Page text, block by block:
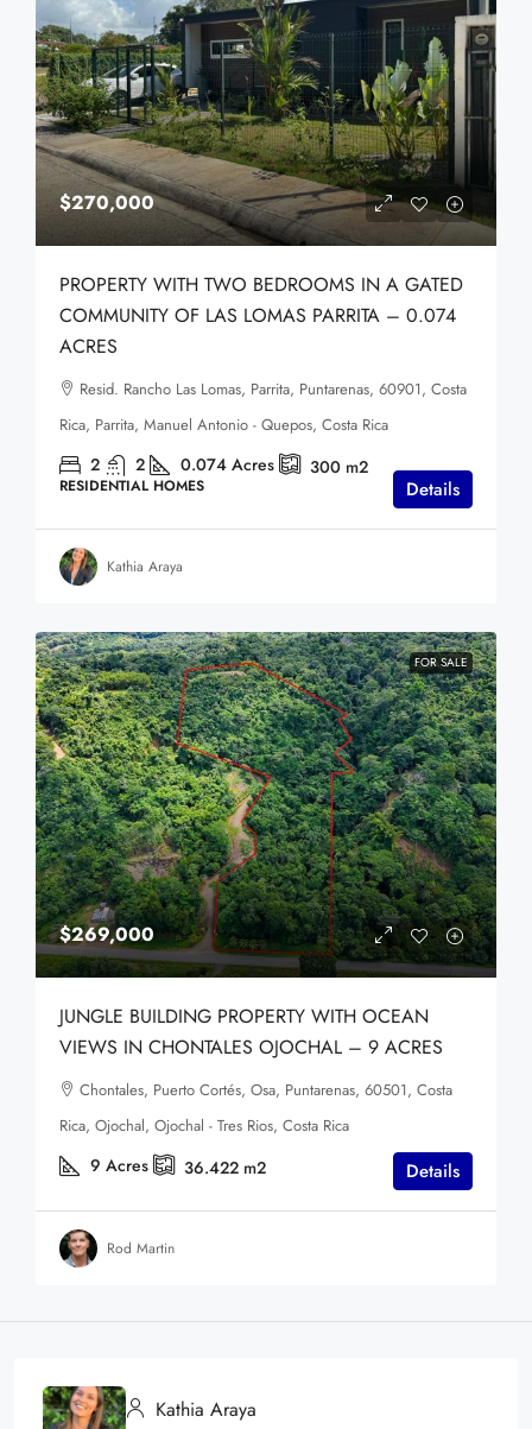
$270,000
PROPERTY WITH TWO BEDROOMS IN A GATED
COMMUNITY OF LAS LOMAS PARRITA – 0.074
ACRES
Resid. Rancho Las Lomas, Parrita, Puntarenas, 60901, Costa
Rica, Parrita, Manuel Antonio - Quepos, Costa Rica
2 2 0.074 Acres 300 m2
RESIDENTIAL HOMES Details
Kathia Araya
FOR SALE
$269,000
JUNGLE BUILDING PROPERTY WITH OCEAN
VIEWS IN CHONTALES OJOCHAL – 9 ACRES
Chontales, Puerto Cortés, Osa, Puntarenas, 60501, Costa
Rica, Ojochal, Ojochal - Tres Rios, Costa Rica
9 Acres 36.422 m2 Details
Rod Martin
Kathia Araya